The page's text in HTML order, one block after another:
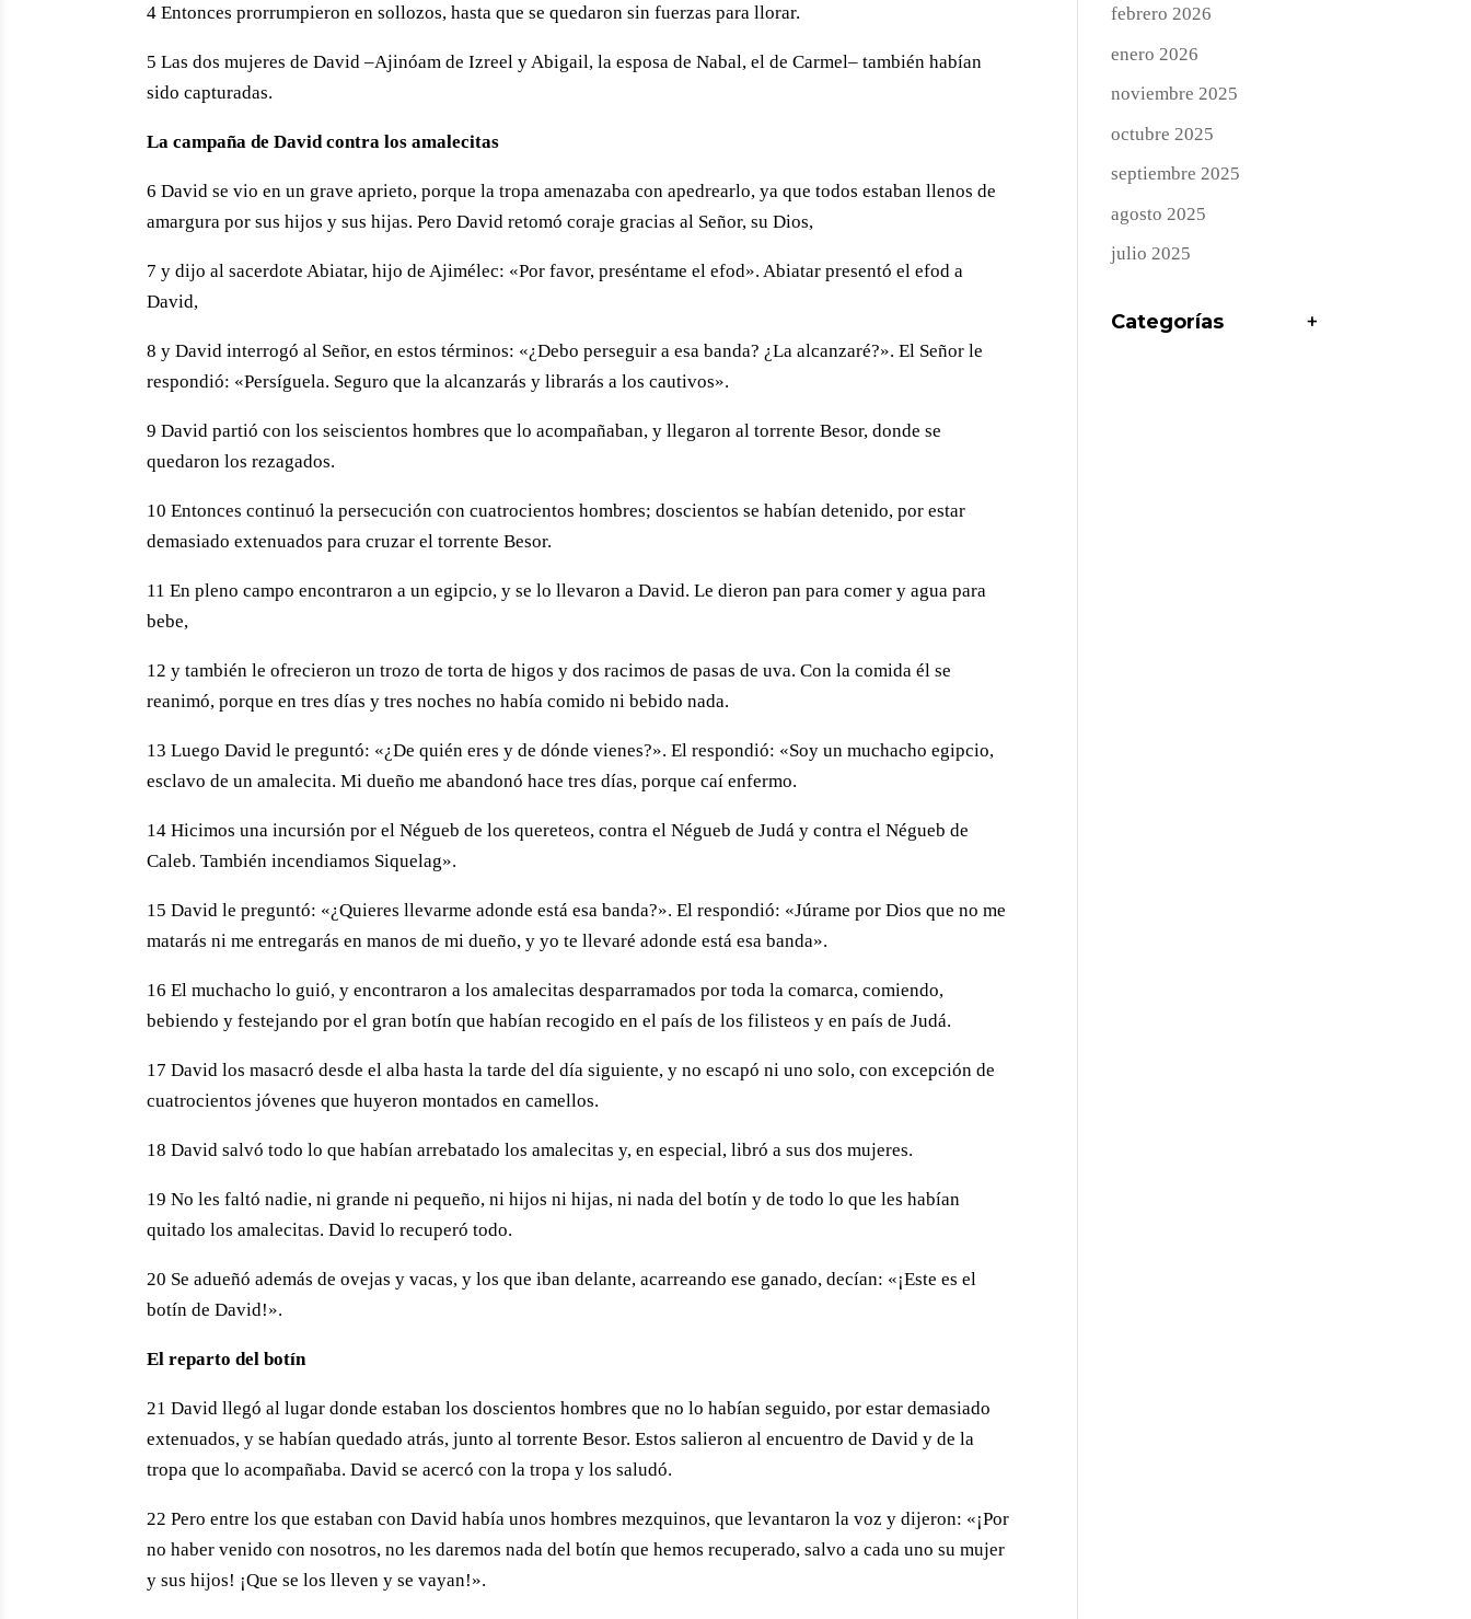
4 Entonces prorrumpieron en sollozos, hasta que se quedaron sin fuerzas para llorar.
5 Las dos mujeres de David –Ajinóam de Izreel y Abigail, la esposa de Nabal, el de Carmel– también habían
sido capturadas.
La campaña de David contra los amalecitas
6 David se vio en un grave aprieto, porque la tropa amenazaba con apedrearlo, ya que todos estaban llenos de
amargura por sus hijos y sus hijas. Pero David retomó coraje gracias al Señor, su Dios,
7 y dijo al sacerdote Abiatar, hijo de Ajimélec: «Por favor, preséntame el efod». Abiatar presentó el efod a
David,
8 y David interrogó al Señor, en estos términos: «¿Debo perseguir a esa banda? ¿La alcanzaré?». El Señor le
respondió: «Persíguela. Seguro que la alcanzarás y librarás a los cautivos».
9 David partió con los seiscientos hombres que lo acompañaban, y llegaron al torrente Besor, donde se
quedaron los rezagados.
10 Entonces continuó la persecución con cuatrocientos hombres; doscientos se habían detenido, por estar
demasiado extenuados para cruzar el torrente Besor.
11 En pleno campo encontraron a un egipcio, y se lo llevaron a David. Le dieron pan para comer y agua para
bebe,
12 y también le ofrecieron un trozo de torta de higos y dos racimos de pasas de uva. Con la comida él se
reanimó, porque en tres días y tres noches no había comido ni bebido nada.
13 Luego David le preguntó: «¿De quién eres y de dónde vienes?». El respondió: «Soy un muchacho egipcio,
esclavo de un amalecita. Mi dueño me abandonó hace tres días, porque caí enfermo.
14 Hicimos una incursión por el Négueb de los quereteos, contra el Négueb de Judá y contra el Négueb de
Caleb. También incendiamos Siquelag».
15 David le preguntó: «¿Quieres llevarme adonde está esa banda?». El respondió: «Júrame por Dios que no me
matarás ni me entregarás en manos de mi dueño, y yo te llevaré adonde está esa banda».
16 El muchacho lo guió, y encontraron a los amalecitas desparramados por toda la comarca, comiendo,
bebiendo y festejando por el gran botín que habían recogido en el país de los filisteos y en país de Judá.
17 David los masacró desde el alba hasta la tarde del día siguiente, y no escapó ni uno solo, con excepción de
cuatrocientos jóvenes que huyeron montados en camellos.
18 David salvó todo lo que habían arrebatado los amalecitas y, en especial, libró a sus dos mujeres.
19 No les faltó nadie, ni grande ni pequeño, ni hijos ni hijas, ni nada del botín y de todo lo que les habían
quitado los amalecitas. David lo recuperó todo.
20 Se adueñó además de ovejas y vacas, y los que iban delante, acarreando ese ganado, decían: «¡Este es el
botín de David!».
El reparto del botín
21 David llegó al lugar donde estaban los doscientos hombres que no lo habían seguido, por estar demasiado
extenuados, y se habían quedado atrás, junto al torrente Besor. Estos salieron al encuentro de David y de la
tropa que lo acompañaba. David se acercó con la tropa y los saludó.
22 Pero entre los que estaban con David había unos hombres mezquinos, que levantaron la voz y dijeron: «¡Por
no haber venido con nosotros, no les daremos nada del botín que hemos recuperado, salvo a cada uno su mujer
y sus hijos! ¡Que se los lleven y se vayan!».
febrero 2026
enero 2026
noviembre 2025
octubre 2025
septiembre 2025
agosto 2025
julio 2025
Categorías +